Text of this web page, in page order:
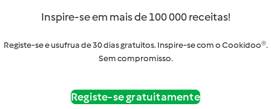
Inspire-se em mais de 100 000 receitas!
Registe-se e usufrua de 30 dias gratuitos. Inspire-se com o Cookidoo®.
Sem compromisso.
Registe-se gratuitamente